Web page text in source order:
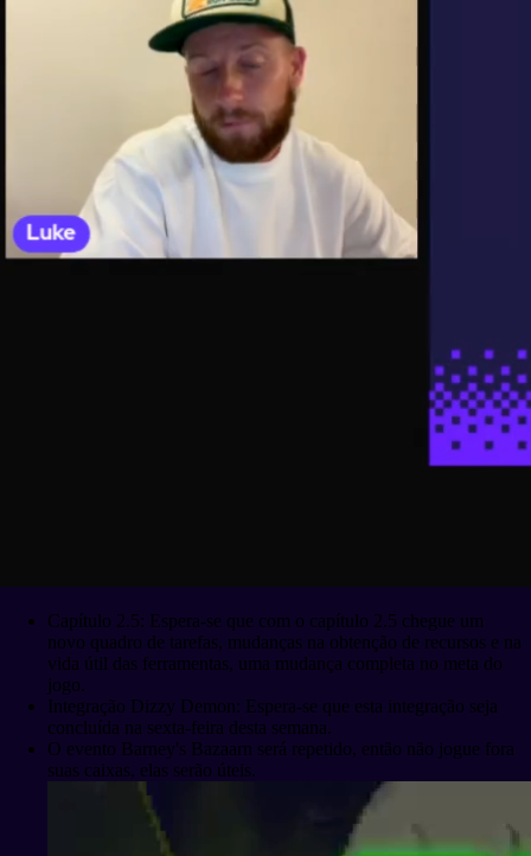
Capítulo 2.5: Espera-se que com o capítulo 2.5 chegue um
novo quadro de tarefas, mudanças na obtenção de recursos e na
vida útil das ferramentas, uma mudança completa no meta do
jogo.
Integração Dizzy Demon: Espera-se que esta integração seja
concluída na sexta-feira desta semana.
O evento Barney's Bazaarn será repetido, então não jogue fora
suas caixas, elas serão úteis.